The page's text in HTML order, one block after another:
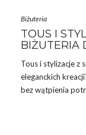
Biżuteria
TOUS I
BIŻUTERIA
Tous i stylizacje z
eleganckich
bez wątpienia